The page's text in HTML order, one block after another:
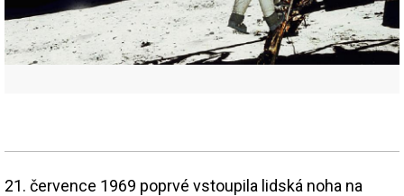
21. července 1969 poprvé vstoupila lidská noha na